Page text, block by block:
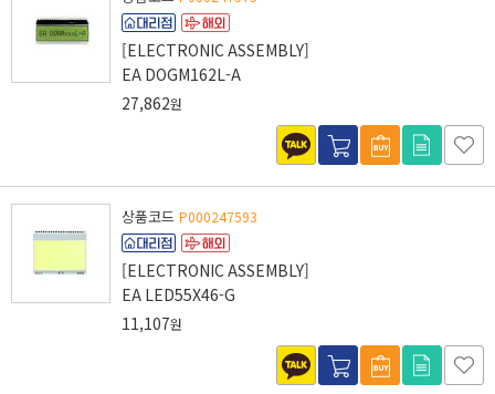
[ELECTRONIC ASSEMBLY]
EA DOGM162L-A
27,862원
상품코드 P000247593
[ELECTRONIC ASSEMBLY]
EA LED55X46-G
11,107원